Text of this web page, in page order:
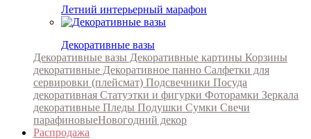
Летний интерьерный марафон
Декоративные вазы
Декоративные вазы Декоративные картины Корзины
декоративные Декоративное панно Салфетки для
сервировки (плейсмат) Подсвечники Посуда
декоративная Статуэтки и фигурки Фоторамки Зеркала
декоративные Пледы Подушки Сумки Свечи
парафиновыеНовогодний декор
Распродажа